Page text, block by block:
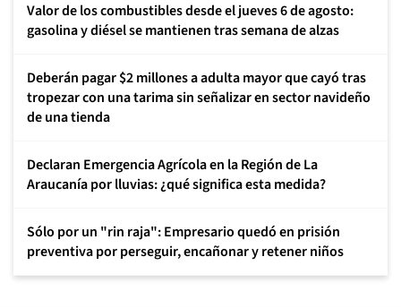
Valor de los combustibles desde el jueves 6 de agosto:
gasolina y diésel se mantienen tras semana de alzas
Deberán pagar $2 millones a adulta mayor que cayó tras
tropezar con una tarima sin señalizar en sector navideño
de una tienda
Declaran Emergencia Agrícola en la Región de La
Araucanía por lluvias: ¿qué significa esta medida?
Sólo por un "rin raja": Empresario quedó en prisión
preventiva por perseguir, encañonar y retener niños